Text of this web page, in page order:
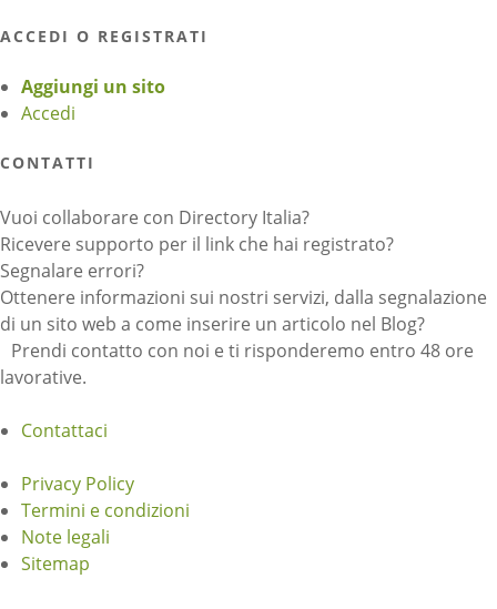
ACCEDI O REGISTRATI
Aggiungi un sito
Accedi
CONTATTI
Vuoi collaborare con Directory Italia?
Ricevere supporto per il link che hai registrato?
Segnalare errori?
Ottenere informazioni sui nostri servizi, dalla segnalazione
di un sito web a come inserire un articolo nel Blog?
Prendi contatto con noi e ti risponderemo entro 48 ore
lavorative.
Contattaci
Privacy Policy
Termini e condizioni
Note legali
Sitemap